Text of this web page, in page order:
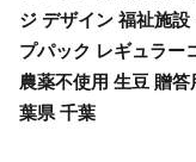
ジ デザイン 福祉施
プパック レギュラー
農薬不使用 生豆 贈
葉県 千葉